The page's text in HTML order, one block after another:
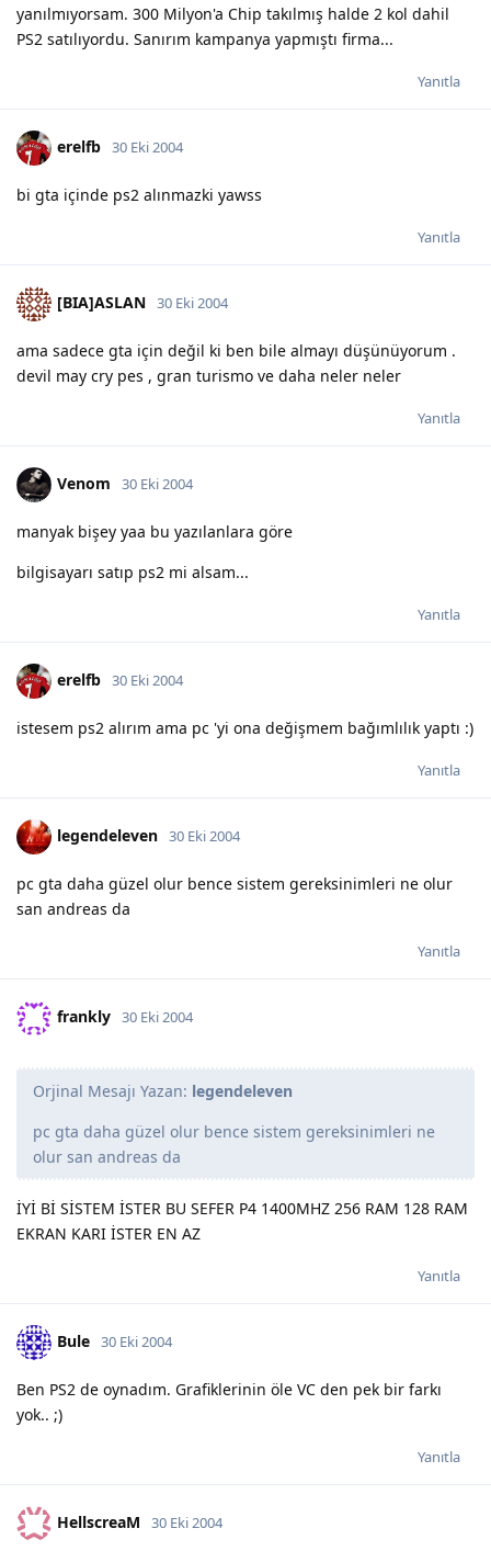
yanılmıyorsam. 300 Milyon'a Chip takılmış halde 2 kol dahil
PS2 satılıyordu. Sanırım kampanya yapmıştı firma...
Yanıtla
erelfb 30 Eki 2004
bi gta içinde ps2 alınmazki yawss
Yanıtla
[BIA]ASLAN 30 Eki 2004
ama sadece gta için değil ki ben bile almayı düşünüyorum .
devil may cry pes , gran turismo ve daha neler neler
Yanıtla
Venom 30 Eki 2004
manyak bişey yaa bu yazılanlara göre
bilgisayarı satıp ps2 mi alsam...
Yanıtla
erelfb 30 Eki 2004
istesem ps2 alırım ama pc 'yi ona değişmem bağımlılık yaptı :)
Yanıtla
legendeleven 30 Eki 2004
pc gta daha güzel olur bence sistem gereksinimleri ne olur
san andreas da
Yanıtla
frankly 30 Eki 2004
Orjinal Mesajı Yazan: legendeleven
pc gta daha güzel olur bence sistem gereksinimleri ne
olur san andreas da
İYİ Bİ SİSTEM İSTER BU SEFER P4 1400MHZ 256 RAM 128 RAM
EKRAN KARI İSTER EN AZ
Yanıtla
Bule 30 Eki 2004
Ben PS2 de oynadım. Grafiklerinin öle VC den pek bir farkı
yok.. ;)
Yanıtla
HellscreaM 30 Eki 2004